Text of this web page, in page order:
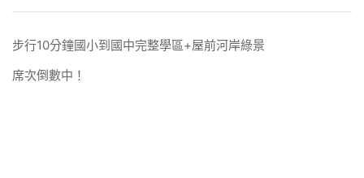
步行10分鐘國小到國中完整學區+屋前河岸綠景
席次倒數中！